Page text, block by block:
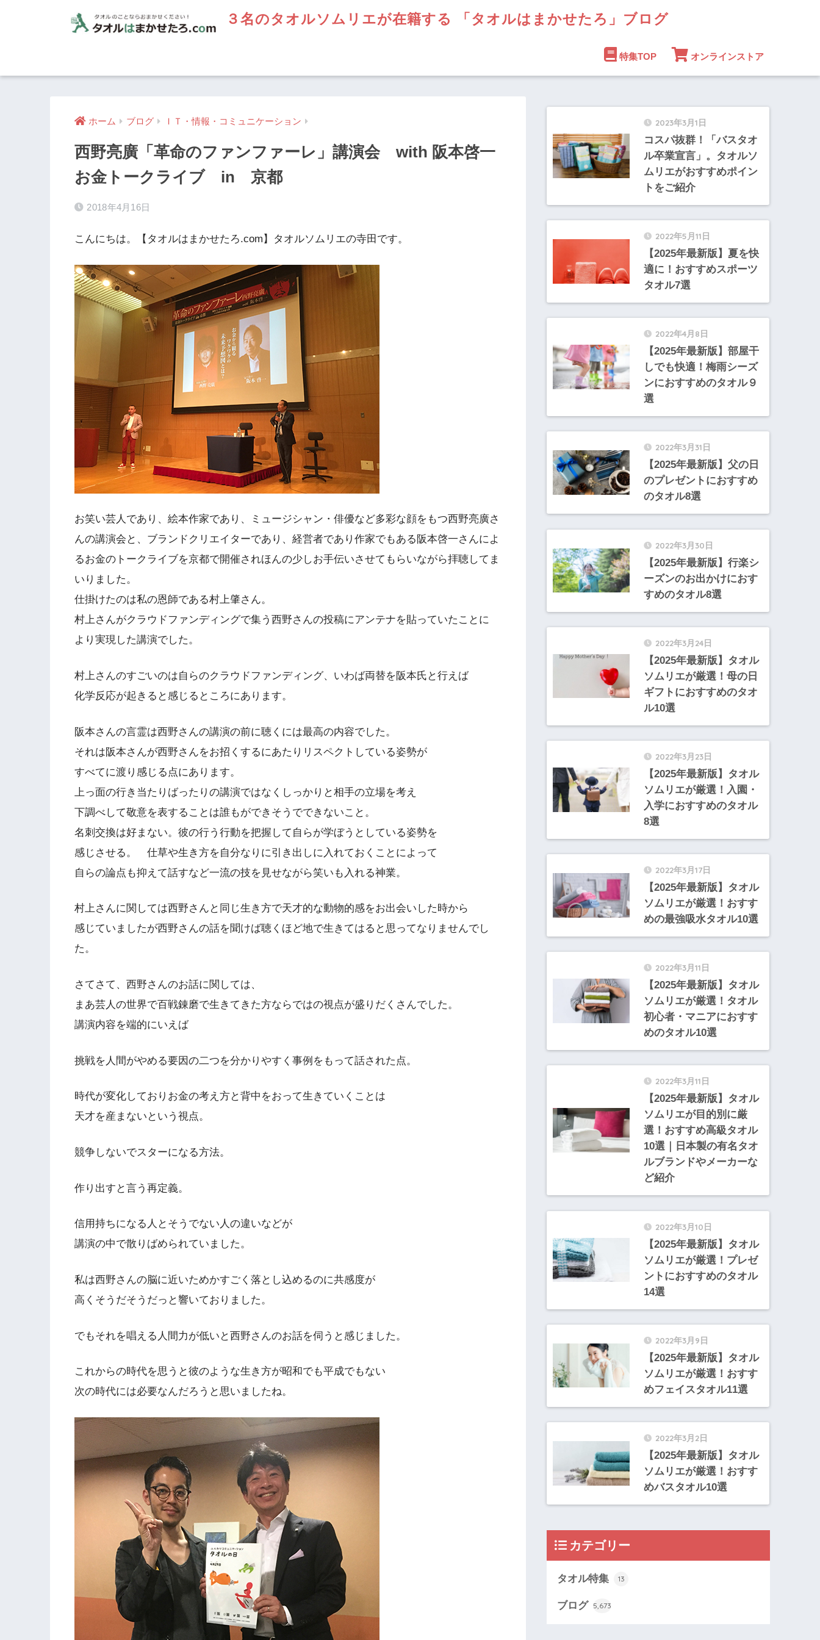
３名のタオルソムリエが在籍する 「タオルはまかせたろ」ブログ
特集TOP オンラインストア
ホーム ブログ ＩＴ・情報・コミュニケーション
西野亮廣「革命のファンファーレ」講演会 with 阪本啓一
お金トークライブ in 京都
2018年4月16日
こんにちは。【タオルはまかせたろ.com】タオルソムリエの寺田です。
お笑い芸人であり、絵本作家であり、ミュージシャン・俳優など多彩な顔をもつ西野亮廣さ
んの講演会と、ブランドクリエイターであり、経営者であり作家でもある阪本啓一さんによ
るお金のトークライブを京都で開催されほんの少しお手伝いさせてもらいながら拝聴してま
いりました。
仕掛けたのは私の恩師である村上肇さん。
村上さんがクラウドファンディングで集う西野さんの投稿にアンテナを貼っていたことに
より実現した講演でした。
村上さんのすごいのは自らのクラウドファンディング、いわば両替を阪本氏と行えば
化学反応が起きると感じるところにあります。
阪本さんの言霊は西野さんの講演の前に聴くには最高の内容でした。
それは阪本さんが西野さんをお招くするにあたりリスペクトしている姿勢が
すべてに渡り感じる点にあります。
上っ面の行き当たりばったりの講演ではなくしっかりと相手の立場を考え
下調べして敬意を表することは誰もができそうでできないこと。
名刺交換は好まない。彼の行う行動を把握して自らが学ぼうとしている姿勢を
感じさせる。 仕草や生き方を自分なりに引き出しに入れておくことによって
自らの論点も抑えて話すなど一流の技を見せながら笑いも入れる神業。
村上さんに関しては西野さんと同じ生き方で天才的な動物的感をお出会いした時から
感じていましたが西野さんの話を聞けば聴くほど地で生きてはると思ってなりませんでし
た。
さてさて、西野さんのお話に関しては、
まあ芸人の世界で百戦錬磨で生きてきた方ならではの視点が盛りだくさんでした。
講演内容を端的にいえば
挑戦を人間がやめる要因の二つを分かりやすく事例をもって話された点。
時代が変化しておりお金の考え方と背中をおって生きていくことは
天才を産まないという視点。
競争しないでスターになる方法。
作り出すと言う再定義。
信用持ちになる人とそうでない人の違いなどが
講演の中で散りばめられていました。
私は西野さんの脳に近いためかすごく落とし込めるのに共感度が
高くそうだそうだっと響いておりました。
でもそれを唱える人間力が低いと西野さんのお話を伺うと感じました。
これからの時代を思うと彼のような生き方が昭和でも平成でもない
次の時代には必要なんだろうと思いましたね。
2023年3月1日
コスパ抜群！「バスタオ
ル卒業宣言」。タオルソ
ムリエがおすすめポイン
トをご紹介
2022年5月11日
【2025年最新版】夏を快
適に！おすすめスポーツ
タオル7選
2022年4月8日
【2025年最新版】部屋干
しでも快適！梅雨シーズ
ンにおすすめのタオル９
選
2022年3月31日
【2025年最新版】父の日
のプレゼントにおすすめ
のタオル8選
2022年3月30日
【2025年最新版】行楽シ
ーズンのお出かけにおす
すめのタオル8選
2022年3月24日
【2025年最新版】タオル
ソムリエが厳選！母の日
ギフトにおすすめのタオ
ル10選
2022年3月23日
【2025年最新版】タオル
ソムリエが厳選！入園・
入学におすすめのタオル
8選
2022年3月17日
【2025年最新版】タオル
ソムリエが厳選！おすす
めの最強吸水タオル10選
2022年3月11日
【2025年最新版】タオル
ソムリエが厳選！タオル
初心者・マニアにおすす
めのタオル10選
2022年3月11日
【2025年最新版】タオル
ソムリエが目的別に厳
選！おすすめ高級タオル
10選｜日本製の有名タオ
ルブランドやメーカーな
ど紹介
2022年3月10日
【2025年最新版】タオル
ソムリエが厳選！プレゼ
ントにおすすめのタオル
14選
2022年3月9日
【2025年最新版】タオル
ソムリエが厳選！おすす
めフェイスタオル11選
2022年3月2日
【2025年最新版】タオル
ソムリエが厳選！おすす
めバスタオル10選
カテゴリー
タオル特集 13
ブログ 5,673